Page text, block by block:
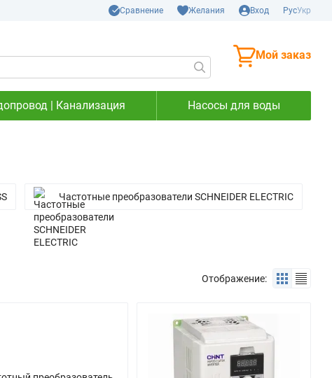
Сравнение Желания Вход РусУкр
Мой заказ
| Канализация Насосы для воды
Частотные преобразователи SCHNEIDER ELECTRIC
Отображение: